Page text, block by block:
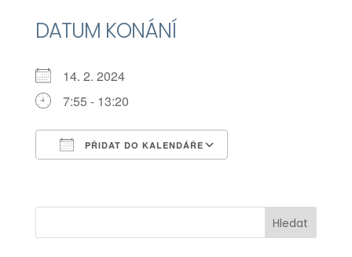
DATUM KONÁNÍ
14. 2. 2024
7:55 - 13:20
PŘIDAT DO KALENDÁŘE
Hledat